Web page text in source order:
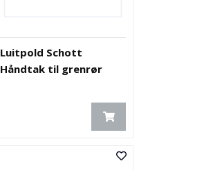
Luitpold Schott
Håndtak til grenrør